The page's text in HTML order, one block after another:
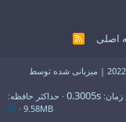
اصلی
R
©تمامی حقوق برای ایران وب ادمین محفوظ است ®2016 - 2022 | میزبانی شده توسط
0.3005s
حداکثر حافظه
9.58MB